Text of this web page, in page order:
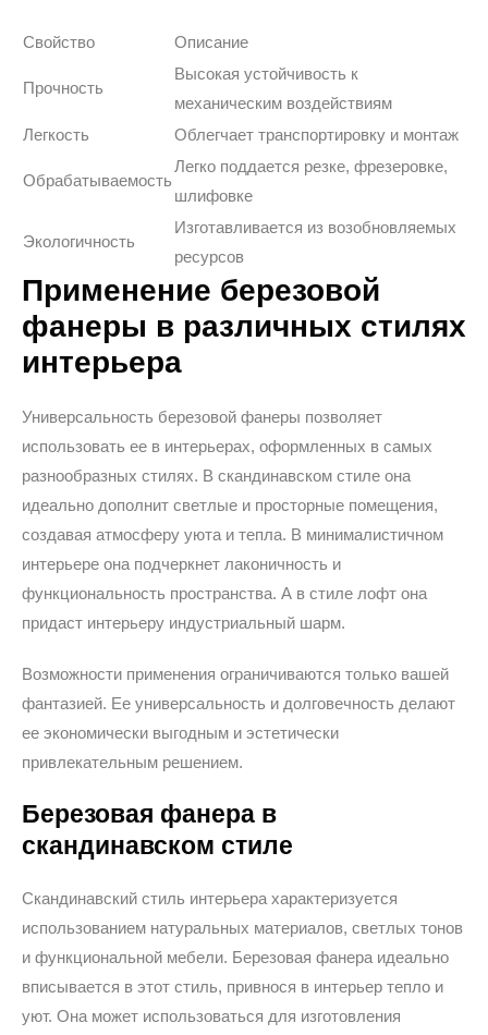
Свойство Описание
Прочность
Высокая устойчивость к
механическим воздействиям
Легкость
Облегчает транспортировку и монтаж
Обрабатываемость
Легко поддается резке, фрезеровке,
шлифовке
Экологичность
Изготавливается из возобновляемых
ресурсов
Применение березовой
фанеры в различных стилях
интерьера
Универсальность березовой фанеры позволяет
использовать ее в интерьерах, оформленных в самых
разнообразных стилях. В скандинавском стиле она
идеально дополнит светлые и просторные помещения,
создавая атмосферу уюта и тепла. В минималистичном
интерьере она подчеркнет лаконичность и
функциональность пространства. А в стиле лофт она
придаст интерьеру индустриальный шарм.
Возможности применения ограничиваются только вашей
фантазией. Ее универсальность и долговечность делают
ее экономически выгодным и эстетически
привлекательным решением.
Березовая фанера в
скандинавском стиле
Скандинавский стиль интерьера характеризуется
использованием натуральных материалов, светлых тонов
и функциональной мебели. Березовая фанера идеально
вписывается в этот стиль, привнося в интерьер тепло и
уют. Она может использоваться для изготовления